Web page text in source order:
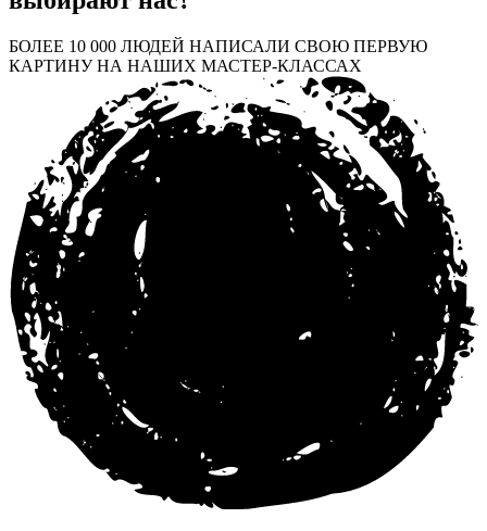
БОЛЕЕ 10 000 ЛЮДЕЙ НАПИСАЛИ СВОЮ ПЕРВУЮ
КАРТИНУ НА НАШИХ МАСТЕР-КЛАССАХ